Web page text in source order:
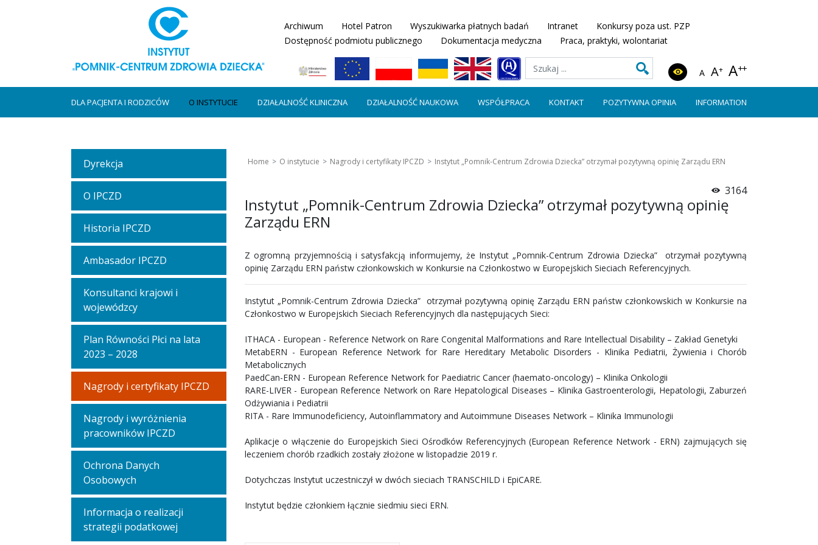
Archiwum Hotel Patron Wyszukiwarka płatnych badań Intranet
Konkursy poza ust. PZP
Dostępność podmiotu publicznego
Dokumentacja medyczna Praca, praktyki, wolontariat
A A+ A++
DLA PACJENTA I RODZICÓW O INSTYTUCIE DZIAŁALNOŚĆ KLINICZNA DZIAŁALNOŚĆ NAUKOWA WSPÓŁPRACA KONTAKT POZYTYWNA OPINIA INFORMATION
Dyrekcja
O IPCZD
Historia IPCZD
Ambasador IPCZD
Konsultanci krajowi i
wojewódzcy
Plan Równości Płci na lata
2023 – 2028
Nagrody i certyfikaty IPCZD
Nagrody i wyróżnienia
pracowników IPCZD
Ochrona Danych
Osobowych
Informacja o realizacji
strategii podatkowej
Home O instytucie Nagrody i certyfikaty IPCZD Instytut „Pomnik-Centrum Zdrowia Dziecka” otrzymał pozytywną opinię Zarządu ERN
3164
Instytut „Pomnik-Centrum Zdrowia Dziecka” otrzymał pozytywną opinię
Zarządu ERN
Z ogromną przyjemnością i satysfakcją informujemy, że Instytut „Pomnik-Centrum Zdrowia Dziecka” otrzymał pozytywną
opinię Zarządu ERN państw członkowskich w Konkursie na Członkostwo w Europejskich Sieciach Referencyjnych.
Instytut „Pomnik-Centrum Zdrowia Dziecka” otrzymał pozytywną opinię Zarządu ERN państw członkowskich w Konkursie na
Członkostwo w Europejskich Sieciach Referencyjnych dla następujących Sieci:
ITHACA - European - Reference Network on Rare Congenital Malformations and Rare Intellectual Disability – Zakład Genetyki
MetabERN - European Reference Network for Rare Hereditary Metabolic Disorders - Klinika Pediatrii, Żywienia i Chorób
Metabolicznych
PaedCan-ERN - European Reference Network for Paediatric Cancer (haemato-oncology) – Klinika Onkologii
RARE-LIVER - European Reference Network on Rare Hepatological Diseases – Klinika Gastroenterologii, Hepatologii, Zaburzeń
Odżywiania i Pediatrii
RITA - Rare Immunodeficiency, Autoinflammatory and Autoimmune Diseases Network – Klinika Immunologii
Aplikacje o włączenie do Europejskich Sieci Ośrodków Referencyjnych (European Reference Network - ERN) zajmujących się
leczeniem chorób rzadkich zostały złożone w listopadzie 2019 r.
Dotychczas Instytut uczestniczył w dwóch sieciach TRANSCHILD i EpiCARE.
Instytut będzie członkiem łącznie siedmiu sieci ERN.